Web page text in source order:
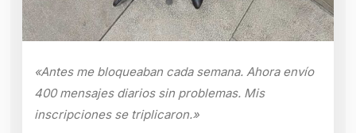
«Antes me bloqueaban cada semana. Ahora envío
400 mensajes diarios sin problemas. Mis
inscripciones se triplicaron.»